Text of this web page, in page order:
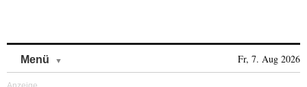
Menü Fr, 7. Aug 2026